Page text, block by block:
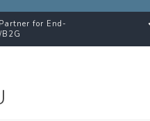
for End-